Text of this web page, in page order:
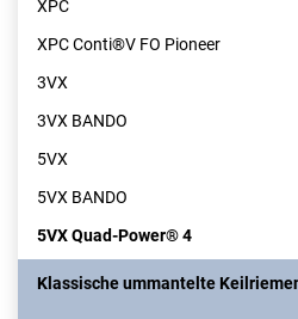
XPC
XPC Conti®V FO Pioneer
3VX
3VX BANDO
5VX
5VX BANDO
5VX Quad-Power® 4
Klassische ummantelte